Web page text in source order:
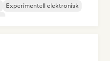
Experimentell elektronisk